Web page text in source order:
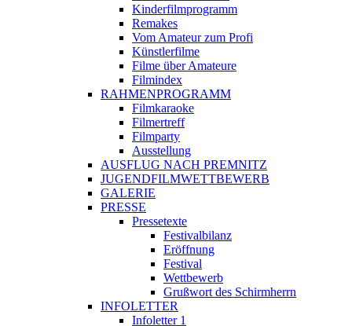
Kinderfilmprogramm
Remakes
Vom Amateur zum Profi
Künstlerfilme
Filme über Amateure
Filmindex
RAHMENPROGRAMM
Filmkaraoke
Filmertreff
Filmparty
Ausstellung
AUSFLUG NACH PREMNITZ
JUGENDFILMWETTBEWERB
GALERIE
PRESSE
Pressetexte
Festivalbilanz
Eröffnung
Festival
Wettbewerb
Grußwort des Schirmherrn
INFOLETTER
Infoletter 1